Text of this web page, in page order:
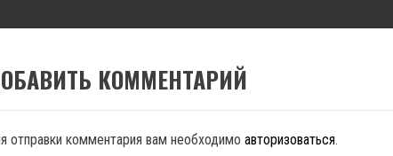
КОММЕНТАРИЙ
отправки комментария вам необходимо авторизоваться.